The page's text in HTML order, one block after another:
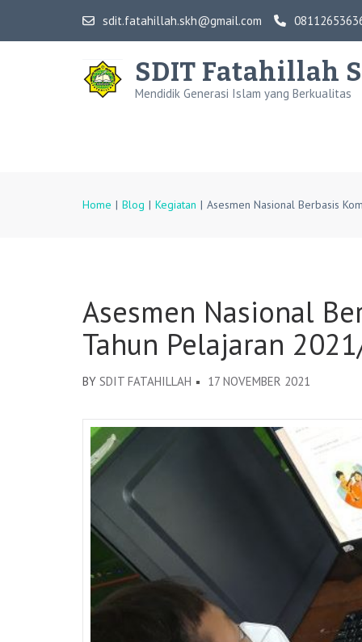
sdit.fatahillah.skh@gmail.com
SDIT Fatahillah
Mendidik Generasi Islam yang Berkualitas
Home | Blog | Kegiatan | Asesmen Nasional Berbasis
Asesmen Nasional
Tahun Pelajaran
BY SDIT FATAHILLAH 17 NOVEMBER 2021